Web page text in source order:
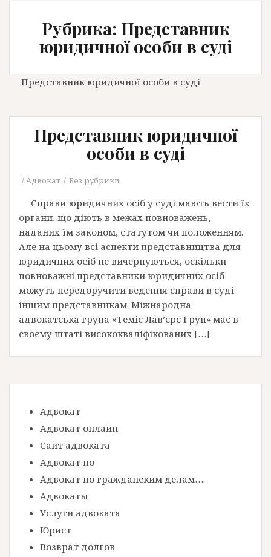
Рубрика: Представник
юридичної особи в суді
Представник юридичної особи в суді
Представник юридичної
особи в суді
Адвокат Без рубрики
Справи юридичних осіб у суді мають вести їх
органи, що діють в межах повноважень,
наданих їм законом, статутом чи положенням.
Але на цьому всі аспекти представництва для
юридичних осіб не вичерпуються, оскільки
повноважні представники юридичних осіб
можуть передоручити ведення справи в суді
іншим представникам. Міжнародна
адвокатська група «Теміс Лав’єрс Груп» має в
своєму штаті висококваліфікованих […]
Адвокат
Адвокат онлайн
Сайт адвоката
Адвокат по
Адвокат по гражданским делам….
Адвокаты
Услуги адвоката
Юрист
Возврат долгов